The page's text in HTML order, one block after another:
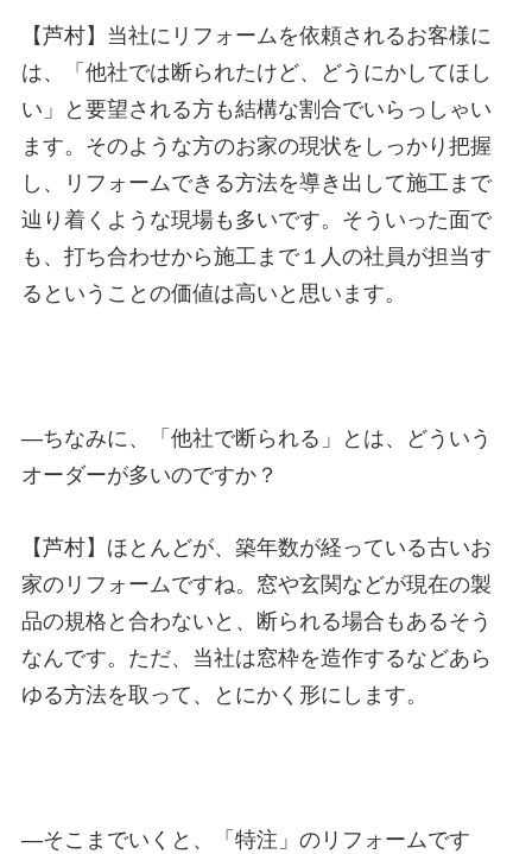
【芦村】 当社にリフォームを依頼されるお客様に
は、「他社では断られたけど、どうにかしてほし
い」と要望される方も結構な割合でいらっしゃい
ます。そのような方のお家の現状をしっかり把握
し、リフォームできる方法を導き出して施工まで
辿り着くような現場も多いです。そういった面で
も、打ち合わせから施工まで１人の社員が担当す
るということの価値は高いと思います。
—ちなみに、「他社で断られる」とは、どういう
オーダーが多いのですか？
【芦村】ほとんどが、築年数が経っている古いお
家のリフォームですね。窓や玄関などが現在の製
品の規格と合わないと、断られる場合もあるそう
なんです。ただ、当社は窓枠を造作するなどあら
ゆる方法を取って、とにかく形にします。
—そこまでいくと、「特注」のリフォームです